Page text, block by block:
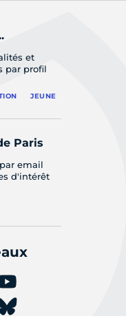
et
par profil
JEUNE
Paris
email
d'intérêt